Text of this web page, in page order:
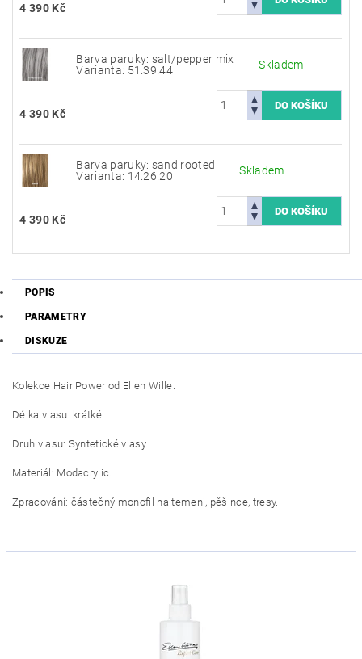
4 390 Kč
Barva paruky: salt/pepper mix
Varianta: 51.39.44
Skladem
4 390 Kč
Barva paruky: sand rooted
Varianta: 14.26.20
Skladem
4 390 Kč
POPIS
PARAMETRY
DISKUZE
Kolekce Hair Power od Ellen Wille.
Délka vlasu: krátké.
Druh vlasu: Syntetické vlasy.
Materiál: Modacrylic.
Zpracování: částečný monofil na temeni, pěšince, tresy.